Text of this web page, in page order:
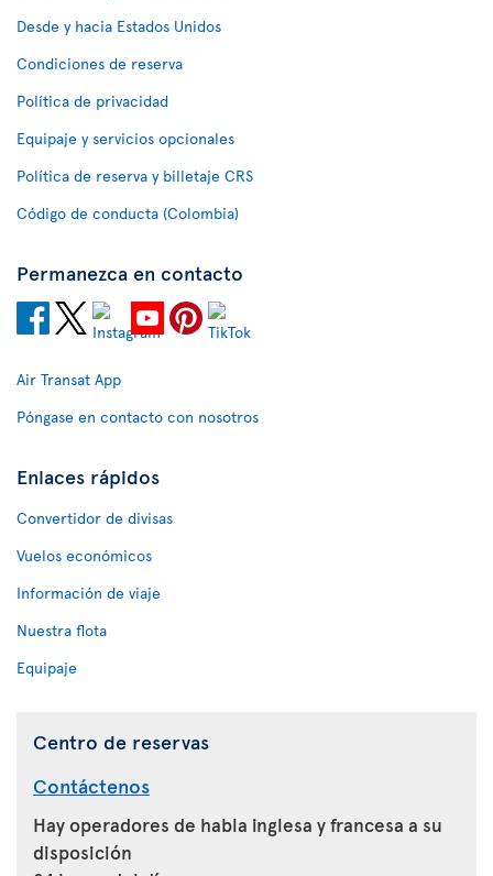
Desde y hacia Estados Unidos
Condiciones de reserva
Política de privacidad
Equipaje y servicios opcionales
Política de reserva y billetaje CRS
Código de conducta (Colombia)
Permanezca en contacto
Air Transat App
Póngase en contacto con nosotros
Enlaces rápidos
Convertidor de divisas
Vuelos económicos
Información de viaje
Nuestra flota
Equipaje
Centro de reservas
Contáctenos
Hay operadores de habla inglesa y francesa a su
disposición